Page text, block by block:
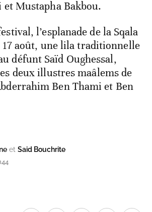
Mustapha Bakbou.
l’esplanade de la Sqala
août, une lila traditionnelle
défunt Saïd Oughessal,
deux illustres maâlems de
Ben Thami et Ben
et Said Bouchrite